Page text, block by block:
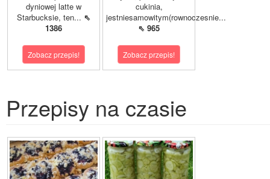
dyniowej latte w
Starbucksie, ten... ⇖
1386
Zobacz przepis!
cukinia,
jestniesamowitym(rownoczesnie...
⇖ 965
Zobacz przepis!
Przepisy na czasie